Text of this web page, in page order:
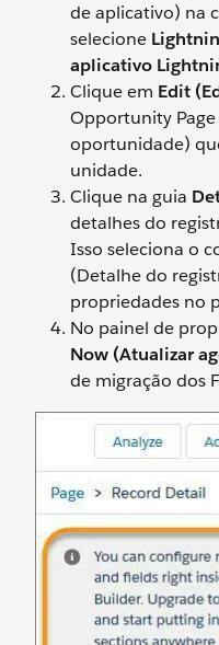
de aplicativo) na
selecione
aplicativo
Clique em Edit
Opportunity
oportunidade)
unidade.
Clique na guia
detalhes do
Isso seleciona o
(Detalhe do
propriedades no
No painel de
Now (Atualizar
de migração dos